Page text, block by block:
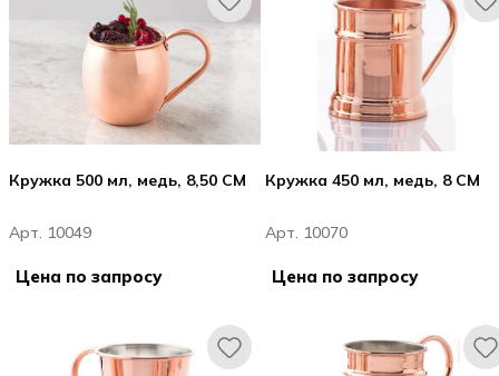
Кружка 500 мл, медь, 8,50 CM
Арт. 10049
Цена по запросу
Кружка 450 мл, медь, 8 CM
Арт. 10070
Цена по запросу